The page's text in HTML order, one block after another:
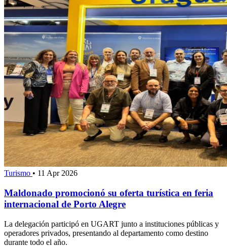
Turismo • 11 Apr 2026
Maldonado promocionó su oferta turística en feria
internacional de Porto Alegre
La delegación participó en UGART junto a instituciones públicas y
operadores privados, presentando al departamento como destino
durante todo el año.